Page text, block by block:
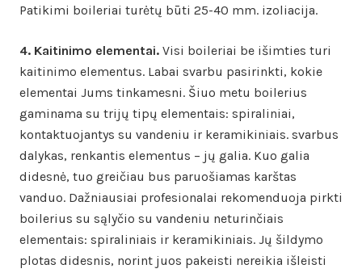
Patikimi boileriai turėtų būti 25-40 mm. izoliacija.
4. Kaitinimo elementai. Visi boileriai be išimties turi
kaitinimo elementus. Labai svarbu pasirinkti, kokie
elementai Jums tinkamesni. Šiuo metu boilerius
gaminama su trijų tipų elementais: spiraliniai,
kontaktuojantys su vandeniu ir keramikiniais. svarbus
dalykas, renkantis elementus – jų galia. Kuo galia
didesnė, tuo greičiau bus paruošiamas karštas
vanduo. Dažniausiai profesionalai rekomenduoja pirkti
boilerius su sąlyčio su vandeniu neturinčiais
elementais: spiraliniais ir keramikiniais. Jų šildymo
plotas didesnis, norint juos pakeisti nereikia išleisti